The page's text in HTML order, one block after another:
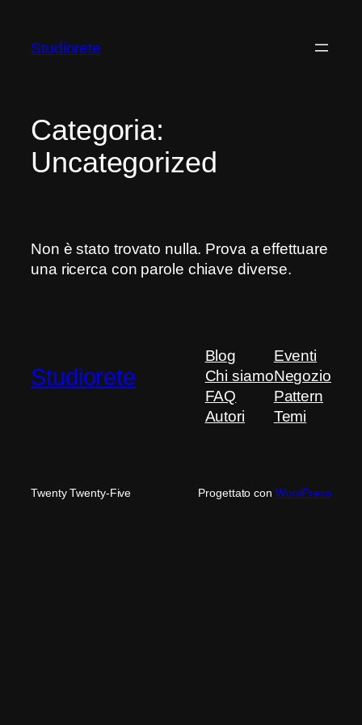
contenuto
Studiorete
Categoria:
Uncategorized
Non è stato trovato nulla. Prova a effettuare
una ricerca con parole chiave diverse.
Studiorete
Blog
Chi siamo
FAQ
Autori
Eventi
Negozio
Pattern
Temi
Twenty Twenty-Five Progettato con WordPress